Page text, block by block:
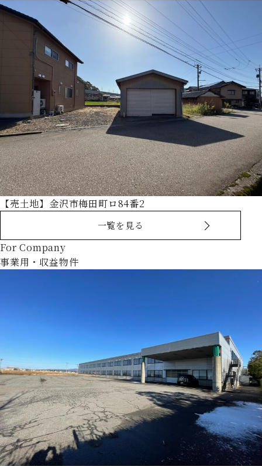
【売土地】金沢市梅田町ロ84番2
一覧を見る
For Company
事業用・収益物件